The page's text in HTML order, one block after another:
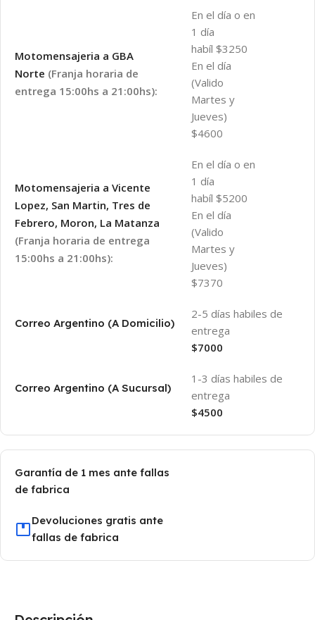
Motomensajeria a GBA
Norte (Franja horaria de
entrega 15:00hs a 21:00hs):
En el día o en
1 día
habíl $3250
En el día
(Valido
Martes y
Jueves)
$4600
Motomensajeria a Vicente
Lopez, San Martin, Tres de
Febrero, Moron, La Matanza
(Franja horaria de entrega
15:00hs a 21:00hs):
En el día o en
1 día
habíl $5200
En el día
(Valido
Martes y
Jueves)
$7370
Correo Argentino (A Domicilio)
2-5 días habiles de
entrega
$7000
Correo Argentino (A Sucursal)
1-3 días habiles de
entrega
$4500
Garantía de 1 mes ante fallas
de fabrica
Devoluciones gratis ante
fallas de fabrica